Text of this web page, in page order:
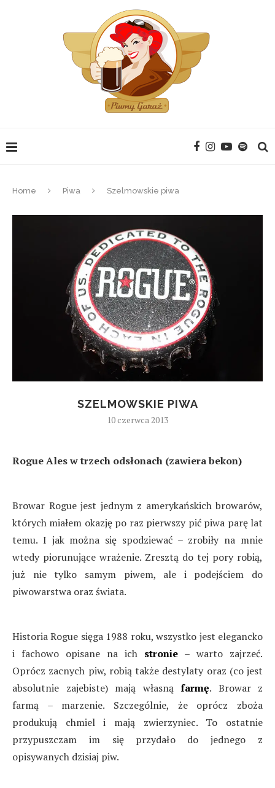
Home Piwa Szelmowskie piwa
SZELMOWSKIE PIWA
10 czerwca 2013
Rogue Ales w trzech odsłonach (zawiera bekon)
Browar Rogue jest jednym z amerykańskich browarów,
których miałem okazję po raz pierwszy pić piwa parę lat
temu. I jak można się spodziewać – zrobiły na mnie
wtedy piorunujące wrażenie. Zresztą do tej pory robią,
już nie tylko samym piwem, ale i podejściem do
piwowarstwa oraz świata.
Historia Rogue sięga 1988 roku, wszystko jest elegancko
i fachowo opisane na ich stronie – warto zajrzeć.
Oprócz zacnych piw, robią także destylaty oraz (co jest
absolutnie zajebiste) mają własną farmę. Browar z
farmą – marzenie. Szczególnie, że oprócz zboża
produkują chmiel i mają zwierzyniec. To ostatnie
przypuszczam im się przydało do jednego z
opisywanych dzisiaj piw.